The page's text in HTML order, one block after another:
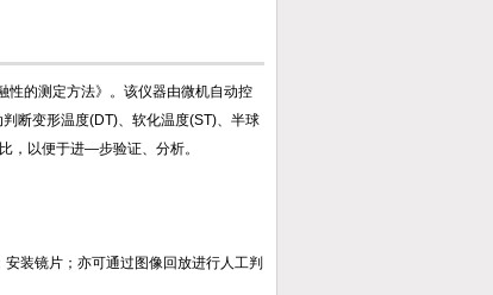
性的测定方法》。该仪器由微机自动控
断变形温度(DT)、软化温度(ST)、半球
，以便于进—步验证、分析。
装镜片；亦可通过图像回放进行人工判